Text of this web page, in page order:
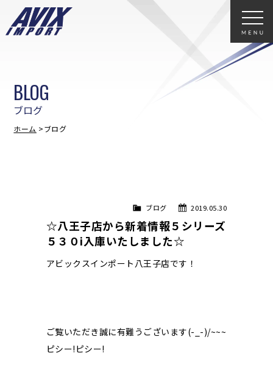
ブログ
BLOG
ホーム ブログ
2019.05.30
ブログ
☆八王子店から新着情報５シリーズ
５３０i入庫いたしました☆
アビックスインポート八王子店です！
ご覧いただき誠に有難うございます(-_-)/~~~
ピシー!ピシー!